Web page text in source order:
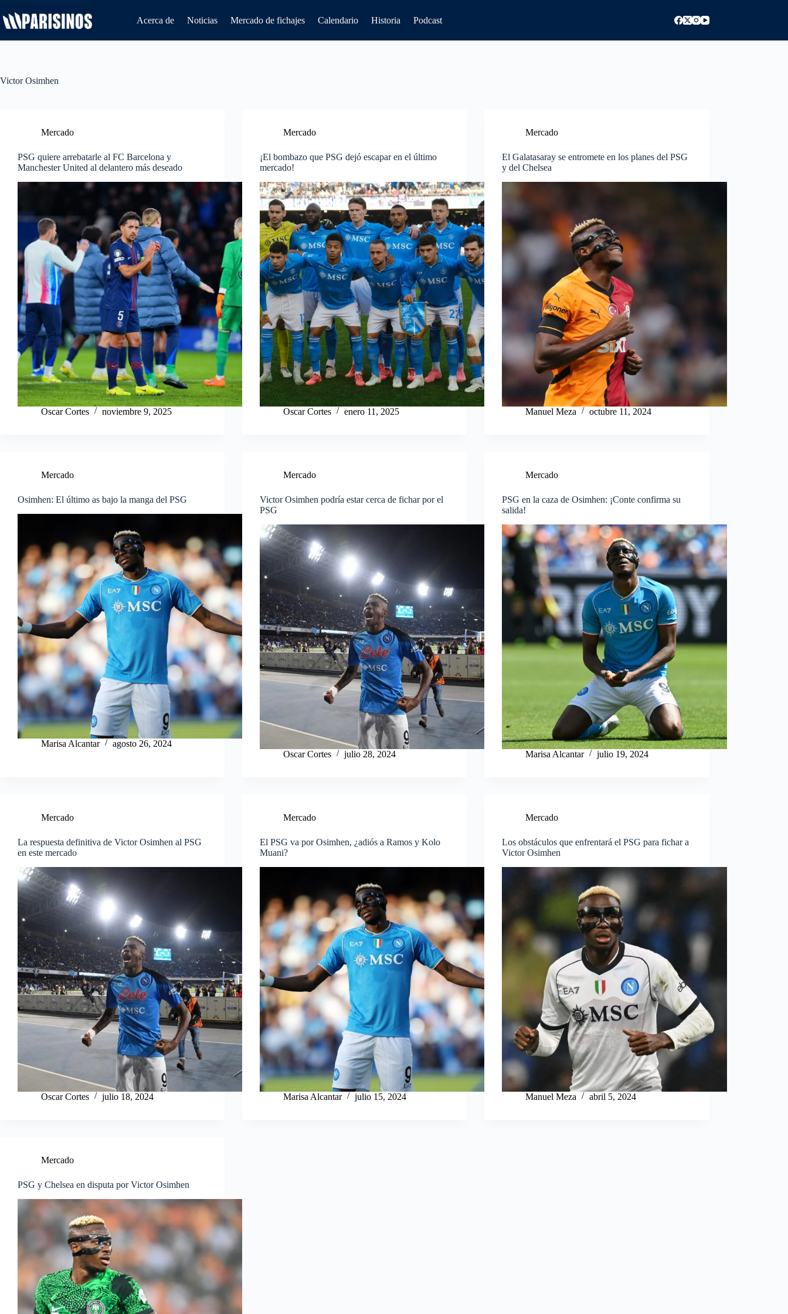
al
contenido
Acerca de Noticias Mercado de fichajes Calendario Historia Podcast
Victor Osimhen
Mercado
PSG quiere arrebatarle al FC Barcelona y
Manchester United al delantero más deseado
Oscar Cortes noviembre 9, 2025
Mercado
¡El bombazo que PSG dejó escapar en el último
mercado!
Oscar Cortes enero 11, 2025
Mercado
El Galatasaray se entromete en los planes del PSG
y del Chelsea
Manuel Meza octubre 11, 2024
Mercado
Osimhen: El último as bajo la manga del PSG
Marisa Alcantar agosto 26, 2024
Mercado
Victor Osimhen podría estar cerca de fichar por el
PSG
Oscar Cortes julio 28, 2024
Mercado
PSG en la caza de Osimhen: ¡Conte confirma su
salida!
Marisa Alcantar julio 19, 2024
Mercado
La respuesta definitiva de Victor Osimhen al PSG
en este mercado
Oscar Cortes julio 18, 2024
Mercado
El PSG va por Osimhen, ¿adiós a Ramos y Kolo
Muani?
Marisa Alcantar julio 15, 2024
Mercado
Los obstáculos que enfrentará el PSG para fichar a
Victor Osimhen
Manuel Meza abril 5, 2024
Mercado
PSG y Chelsea en disputa por Victor Osimhen